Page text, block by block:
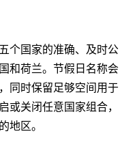
个国家的准确、及时公
和荷兰。节假日名称会
同时保留足够空间用于
或关闭任意国家组合，
地区。